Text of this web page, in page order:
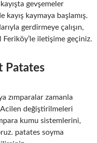
gevşemeler
kayış kaymaya başlamış.
gerdirmeye çalışın,
iletişime geçiniz.
Patates
zımparalar zamanla
Acilen değiştirilmeleri
kumu sistemlerini,
patates soyma